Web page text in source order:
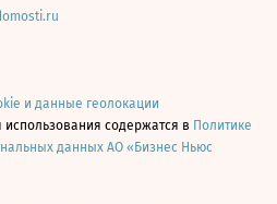
и данные геолокации
использования содержатся в Политике
данных АО «Бизнес Ньюс